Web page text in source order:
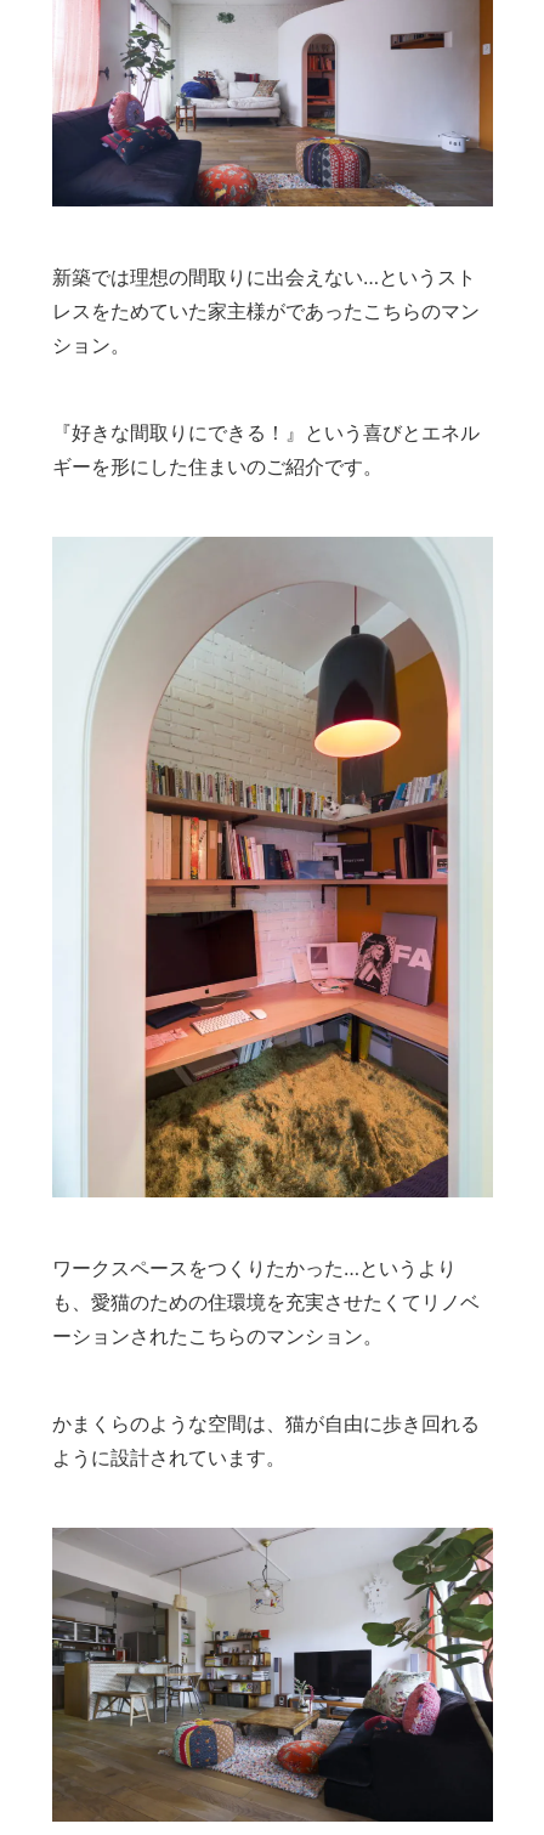
新築では理想の間取りに出会えない…というスト
レスをためていた家主様がであったこちらのマン
ション。
『好きな間取りにできる！』という喜びとエネル
ギーを形にした住まいのご紹介です。
ワークスペースをつくりたかった…というより
も、愛猫のための住環境を充実させたくてリノベ
ーションされたこちらのマンション。
かまくらのような空間は、猫が自由に歩き回れる
ように設計されています。